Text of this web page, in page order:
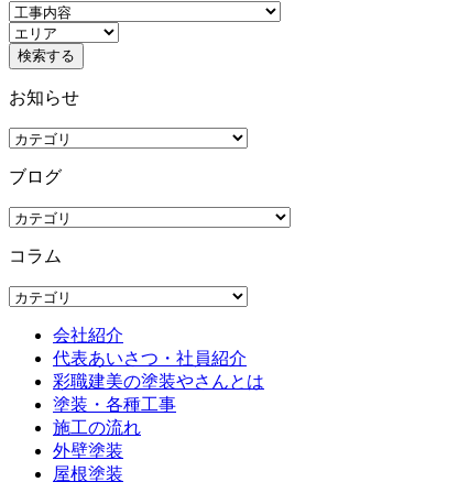
お知らせ
ブログ
コラム
会社紹介
代表あいさつ・社員紹介
彩職建美の塗装やさんとは
塗装・各種工事
施工の流れ
外壁塗装
屋根塗装